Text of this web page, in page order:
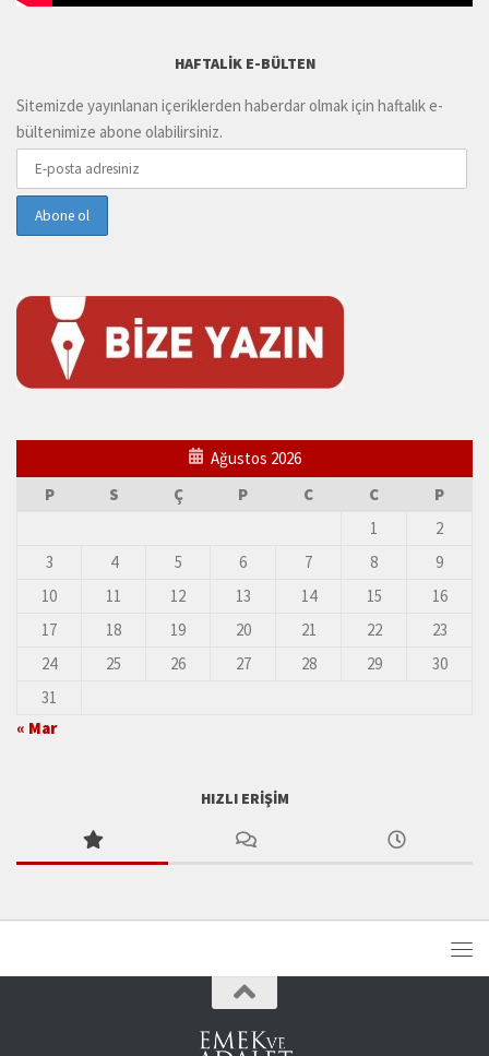
HAFTALIK E-BÜLTEN
Sitemizde yayınlanan içeriklerden haberdar olmak için haftalık e-
bültenimize abone olabilirsiniz.
Ağustos 2026
P
S Ç P C C
P
1
2
3
4 5 6 7 8
9
10
11 12 13 14 15
16
17
18 19 20 21 22
23
24
25 26 27 28 29
30
31
« Mar
HIZLI ERIŞIM